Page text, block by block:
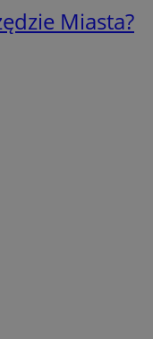
Miasta?